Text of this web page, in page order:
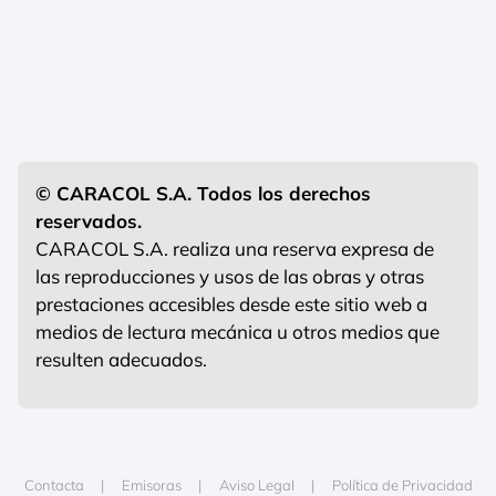
© CARACOL S.A. Todos los derechos
reservados.
CARACOL S.A. realiza una reserva expresa de
las reproducciones y usos de las obras y otras
prestaciones accesibles desde este sitio web a
medios de lectura mecánica u otros medios que
resulten adecuados.
Contacta Emisoras Aviso Legal Política de Privacidad